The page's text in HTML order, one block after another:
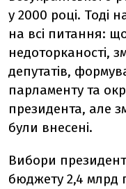
у 2000 році. Тоді
на всі питання:
недоторканості,
депутатів,
парламенту та
президента, але
були внесені.
Вибори
бюджету 2,4 млрд